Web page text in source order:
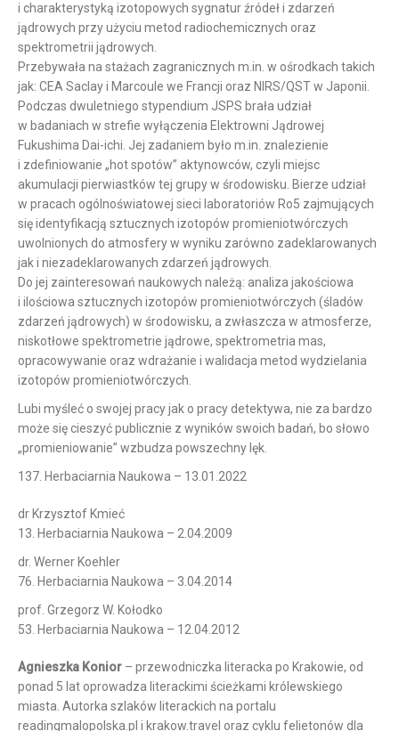
i charakterystyką izotopowych sygnatur źródeł i zdarzeń
jądrowych przy użyciu metod radiochemicznych oraz
spektrometrii jądrowych.
Przebywała na stażach zagranicznych m.in. w ośrodkach takich
jak: CEA Saclay i Marcoule we Francji oraz NIRS/QST w Japonii.
Podczas dwuletniego stypendium JSPS brała udział
w badaniach w strefie wyłączenia Elektrowni Jądrowej
Fukushima Dai-ichi. Jej zadaniem było m.in. znalezienie
i zdefiniowanie „hot spotów” aktynowców, czyli miejsc
akumulacji pierwiastków tej grupy w środowisku. Bierze udział
w pracach ogólnoświatowej sieci laboratoriów Ro5 zajmujących
się identyfikacją sztucznych izotopów promieniotwórczych
uwolnionych do atmosfery w wyniku zarówno zadeklarowanych
jak i niezadeklarowanych zdarzeń jądrowych.
Do jej zainteresowań naukowych należą: analiza jakościowa
i ilościowa sztucznych izotopów promieniotwórczych (śladów
zdarzeń jądrowych) w środowisku, a zwłaszcza w atmosferze,
niskotłowe spektrometrie jądrowe, spektrometria mas,
opracowywanie oraz wdrażanie i walidacja metod wydzielania
izotopów promieniotwórczych.
Lubi myśleć o swojej pracy jak o pracy detektywa, nie za bardzo
może się cieszyć publicznie z wyników swoich badań, bo słowo
„promieniowanie” wzbudza powszechny lęk.
137. Herbaciarnia Naukowa – 13.01.2022
dr Krzysztof Kmieć
13. Herbaciarnia Naukowa – 2.04.2009
dr. Werner Koehler
76. Herbaciarnia Naukowa – 3.04.2014
prof. Grzegorz W. Kołodko
53. Herbaciarnia Naukowa – 12.04.2012
Agnieszka Konior – przewodniczka literacka po Krakowie, od
ponad 5 lat oprowadza literackimi ścieżkami królewskiego
miasta. Autorka szlaków literackich na portalu
readingmalopolska.pl i krakow.travel oraz cyklu felietonów dla